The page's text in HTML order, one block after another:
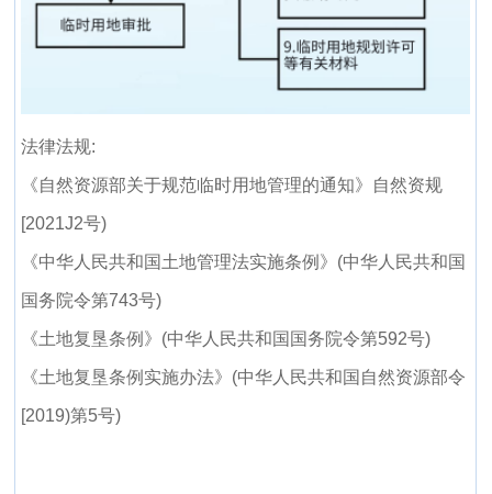
法律法规:
《自然资源部关于规范临时用地管理的通知》自然资规
[2021J2号)
《中华人民共和国土地管理法实施条例》(中华人民共和国
国务院令第743号)
《土地复垦条例》(中华人民共和国国务院令第592号)
《土地复垦条例实施办法》(中华人民共和国自然资源部令
[2019)第5号)